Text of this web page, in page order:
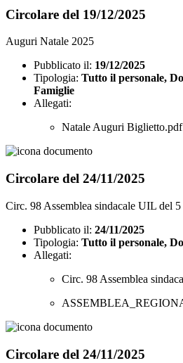
Circolare del 19/12/2025
Auguri Natale 2025
Pubblicato il: 19/12/2025
Tipologia: Tutto il personale,
Famiglie
Allegati:
Natale Auguri Biglietto.pdf
Circolare del 24/11/2025
Circ. 98 Assemblea sindacale UIL del
Pubblicato il: 24/11/2025
Tipologia: Tutto il personale,
Allegati:
Circ. 98 Assemblea
Circolare del 24/11/2025